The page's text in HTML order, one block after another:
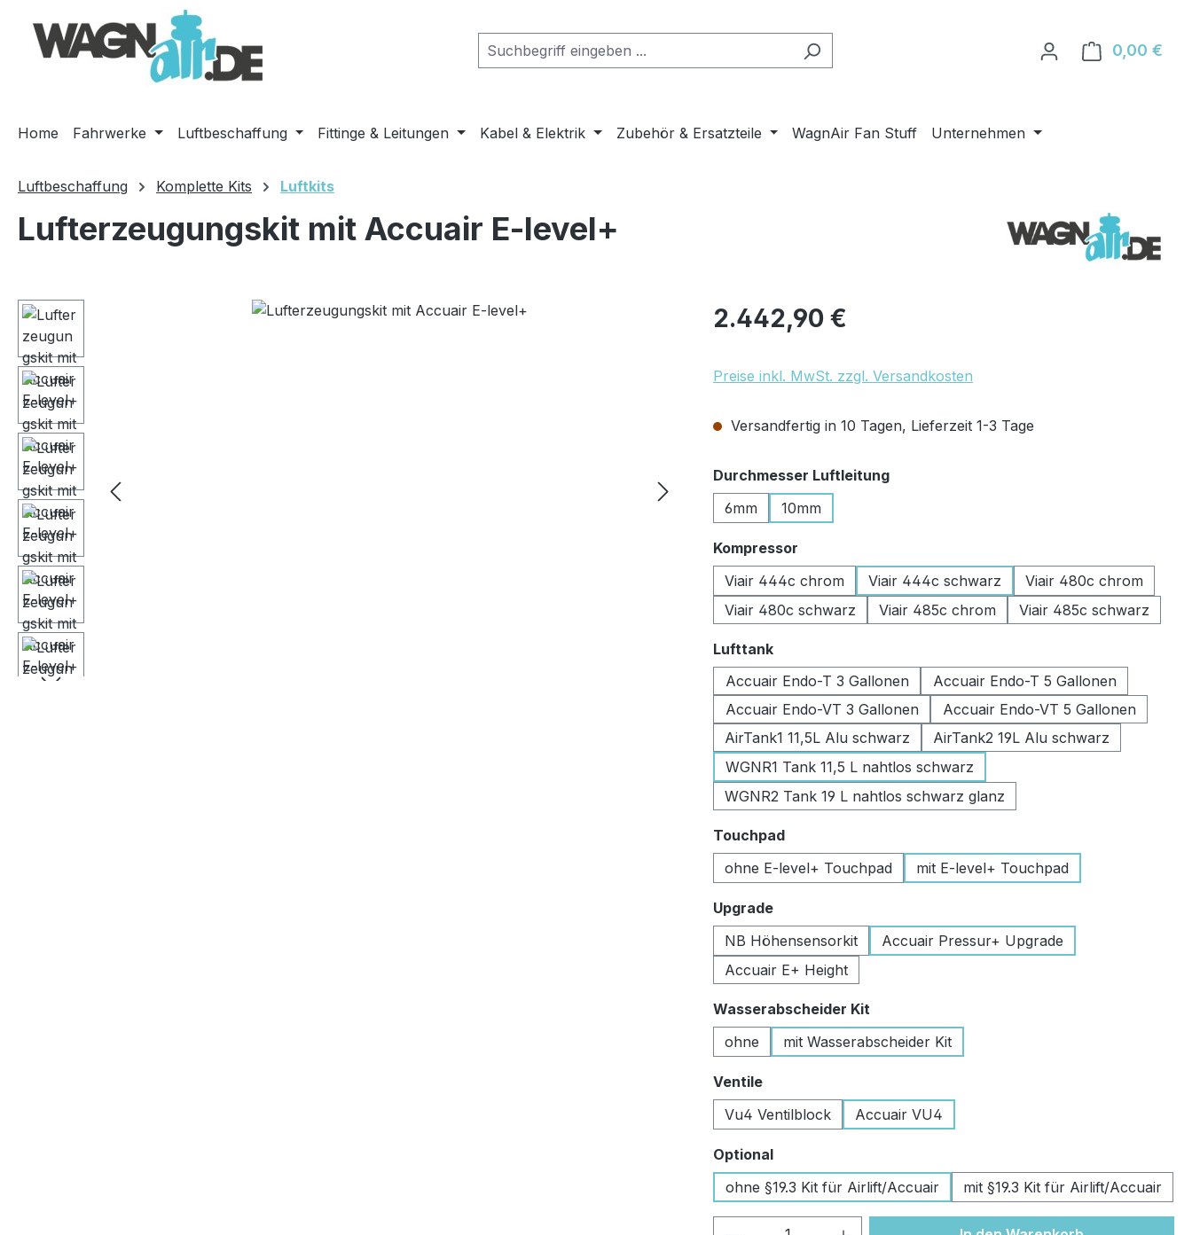
Hauptinhalt springen
Zur Suche springen
Zur Hauptnavigation springen
0,00 €
Home Fahrwerke Luftbeschaffung Fittinge & Leitungen Kabel & Elektrik Zubehör & Ersatzteile WagnAir Fan Stuff Unternehmen
Luftbeschaffung Komplette Kits Luftkits
Lufterzeugungskit mit Accuair E-level+
Bildergalerie überspringen Regulärer Preis:
2.442,90 €
Preise inkl. MwSt. zzgl. Versandkosten
Versandfertig in 10 Tagen, Lieferzeit 1-3 Tage
Durchmesser Luftleitungauswählen
6mm
10mm
Kompressor
Viair 444c chrom
Viair 444c schwarz
Viair 480c chrom
Viair 480c schwarz
Viair 485c chrom Viair 485c schwarz
Lufttankauswählen
Accuair Endo-T 3 Gallonen
Accuair Endo-T 5 Gallonen
Accuair Endo-VT 3 Gallonen
Accuair Endo-VT 5 Gallonen
AirTank1 11,5L Alu schwarz
AirTank2 19L Alu schwarz
WGNR1 Tank 11,5 L nahtlos schwarz
WGNR2 Tank 19 L nahtlos schwarz glanz
Touchpadauswählen
ohne E-level+ Touchpad
mit E-level+ Touchpad
Upgradeauswählen
NB Höhensensorkit
Accuair Pressur+ Upgrade
Accuair E+ Height
Wasserabscheider Kit
ohne
mit Wasserabscheider Kit
Ventileauswählen
Vu4 Ventilblock
Accuair VU4
Optionalauswählen
ohne §19.3 Kit für Airlift/Accuair
mit §19.3 Kit für Airlift/Accuair